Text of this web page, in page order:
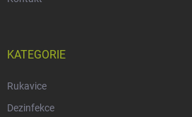
KATEGORIE
Rukavice
Dezinfekce